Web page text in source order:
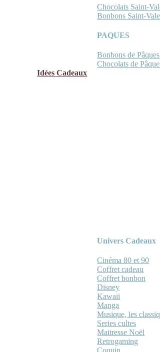
Chocolats Saint-
Bonbons Saint-
PAQUES
Bonbons de Pâques
Chocolats de
Idées Cadeaux
Univers Cadeaux
Cinéma 80 et 90
Coffret cadeau
Coffret bonbon
Disney
Kawaii
Manga
Musique, les
Series cultes
Maitresse Noël
Retrogaming